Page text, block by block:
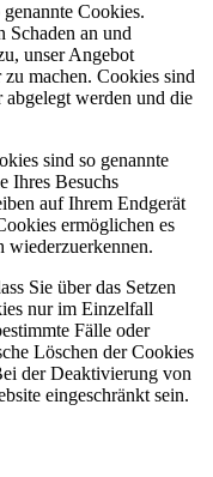
Cookies.
Schaden an und
unser Angebot
machen. Cookies sind
werden und die
sind so genannte
Ihres Besuchs
auf Ihrem Endgerät
ermöglichen es
wiederzuerkennen.
Sie über das Setzen
nur im Einzelfall
Fälle oder
Löschen der Cookies
der Deaktivierung von
eingeschränkt sein.